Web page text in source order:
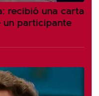
recibió una carta
participante